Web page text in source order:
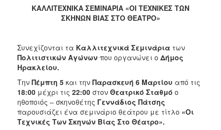
2017
2013
2012
2011
2010
2006
ΚΑΛΛΙΤΕΧΝΙΚΑ ΣΕΜΙΝΑΡΙΑ «ΟΙ ΤΕΧΝΙΚΕΣ ΤΩΝ
ΣΚΗΝΩΝ ΒΙΑΣ ΣΤΟ ΘΕΑΤΡΟ»
Συνεχίζονται τα Καλλιτεχνικά Σεμινάρια των
Πολιτιστικών Αγώνων που οργανώνει ο Δήμος
Ηρακλείου.
Την Πέμπτη 5 και την Παρασκευή 6 Μαρτίου από τις
18:00 μέχρι τις 22:00 στον Θεατρικό Σταθμό ο
ηθοποιός – σκηνοθέτης Γεννάδιος Πάτσης
παρουσιάζει ένα σεμινάριο θεάτρου με τίτλο «Οι
Τεχνικές Των Σκηνών Βίας Στο Θέατρο».